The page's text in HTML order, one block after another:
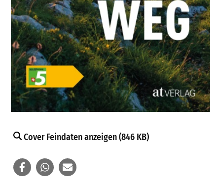
Cover Feindaten anzeigen (846 KB)